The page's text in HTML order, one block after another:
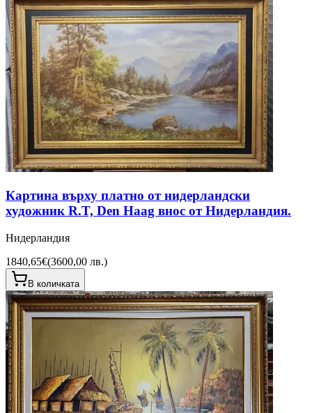
Картина върху платно от нидерландски
художник R.T, Den Haag внос от Нидерландия.
Нидерландия
1840,65€(3600,00 лв.)
В количката